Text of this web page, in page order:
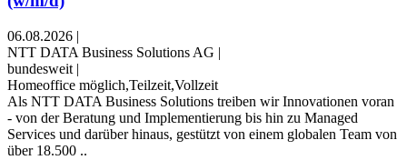
06.08.2026 |
NTT DATA Business Solutions AG |
bundesweit |
Homeoffice möglich,Teilzeit,Vollzeit
Als NTT DATA Business Solutions treiben wir Innovationen voran
- von der Beratung und Implementierung bis hin zu Managed
Services und darüber hinaus, gestützt von einem globalen Team von
über 18.500 ..